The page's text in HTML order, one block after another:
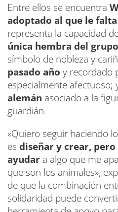
Entre ellos se encuentra
adoptado al que le
representa la capacidad
única hembra del grupo
símbolo de nobleza y
pasado año y recordado
especialmente afectuoso;
alemán asociado a la
guardián.
«Quiero seguir haciendo
es diseñar y crear,
ayudar a algo que me
que son los animales»,
de que la combinación
solidaridad puede